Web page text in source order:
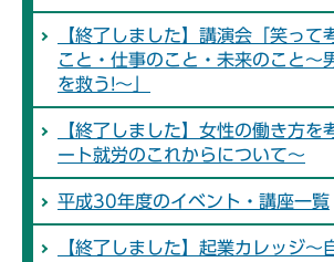
【終了しました】講演会「笑って
こと・仕事のこと・未来のこと～
を救う!～」
【終了しました】女性の働き方を
ート就労のこれからについて～
平成30年度のイベント・講座一覧
【終了しました】起業カレッジ～